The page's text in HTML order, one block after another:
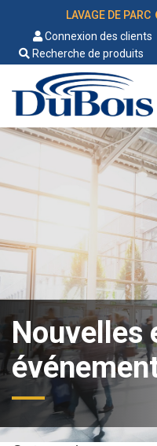
Connexion des clients
Recherche de produits
Nouvelles